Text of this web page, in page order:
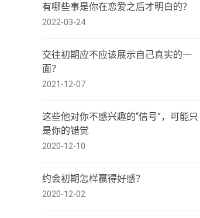
有哪些事是你在恋爱之后才明白的？
2022-03-24
交往初期应不应该展示自己真实的一
面？
2021-12-07
这些他对你不感兴趣的“信号”，可能只
是你的错觉
2020-12-10
约会初期怎样赢得好感？
2020-12-02